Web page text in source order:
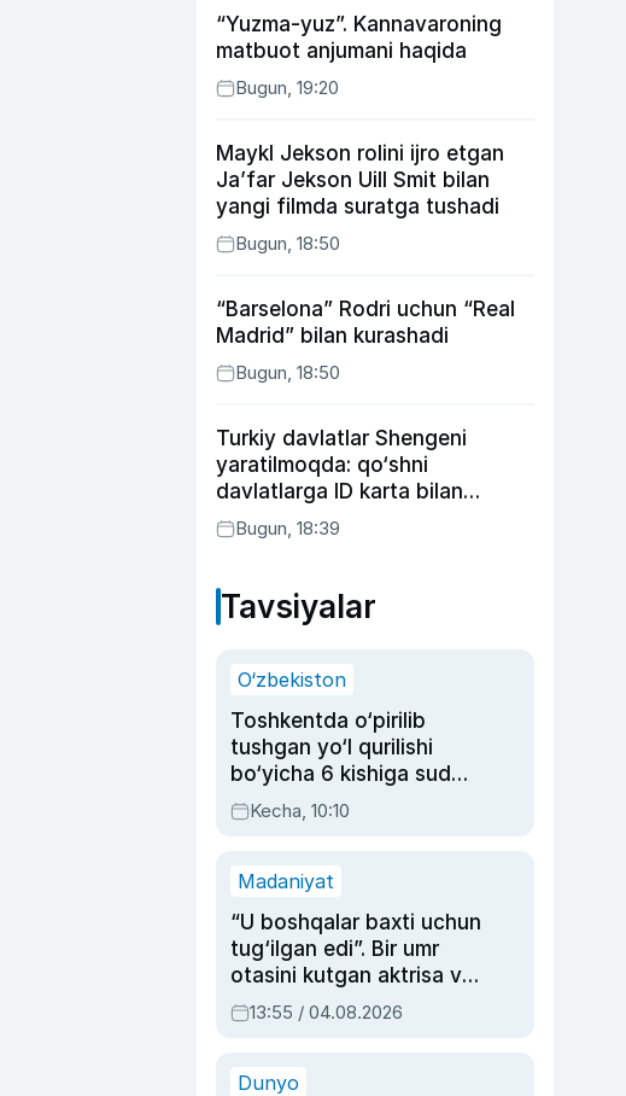
“Yuzma-yuz”. Kannavaroning
matbuot anjumani haqida
Bugun, 19:20
Maykl Jekson rolini ijro etgan
Ja’far Jekson Uill Smit bilan
yangi filmda suratga tushadi
Bugun, 18:50
“Barselona” Rodri uchun “Real
Madrid” bilan kurashadi
Bugun, 18:50
Turkiy davlatlar Shengeni
yaratilmoqda: qo‘shni
davlatlarga ID karta bilan
boriladi
Bugun, 18:39
Tavsiyalar
O‘zbekiston
Toshkentda o‘pirilib
tushgan yo‘l qurilishi
bo‘yicha 6 kishiga sud
hukmi o‘qildi
Kecha, 10:10
Madaniyat
“U boshqalar baxti uchun
tug‘ilgan edi”. Bir umr
otasini kutgan aktrisa va
dublyaj ustasi Rimma
Ahmedovaning
13:55 / 04.08.2026
Dunyo